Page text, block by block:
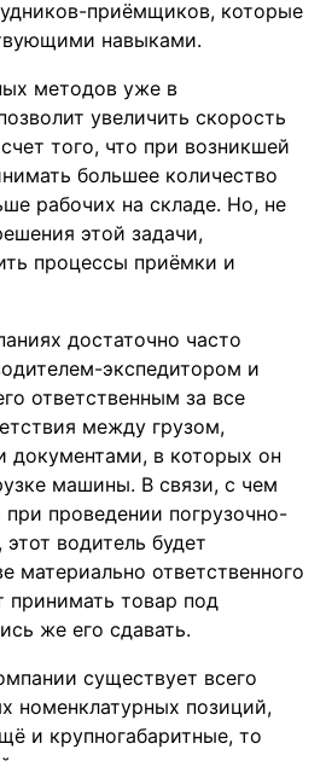
приёмщиков, которые
навыками.
методов уже в
увеличить скорость
того, что при возникшей
большее количество
рабочих на складе. Но, не
этой задачи,
процессы приёмки и
достаточно часто
экспедитором и
ответственным за все
между грузом,
документами, в которых он
машины. В связи, с чем
при проведении погрузочно-
водитель будет
материально ответственного
принимать товар под
же его сдавать.
существует всего
номенклатурных позиций,
и крупногабаритные, то